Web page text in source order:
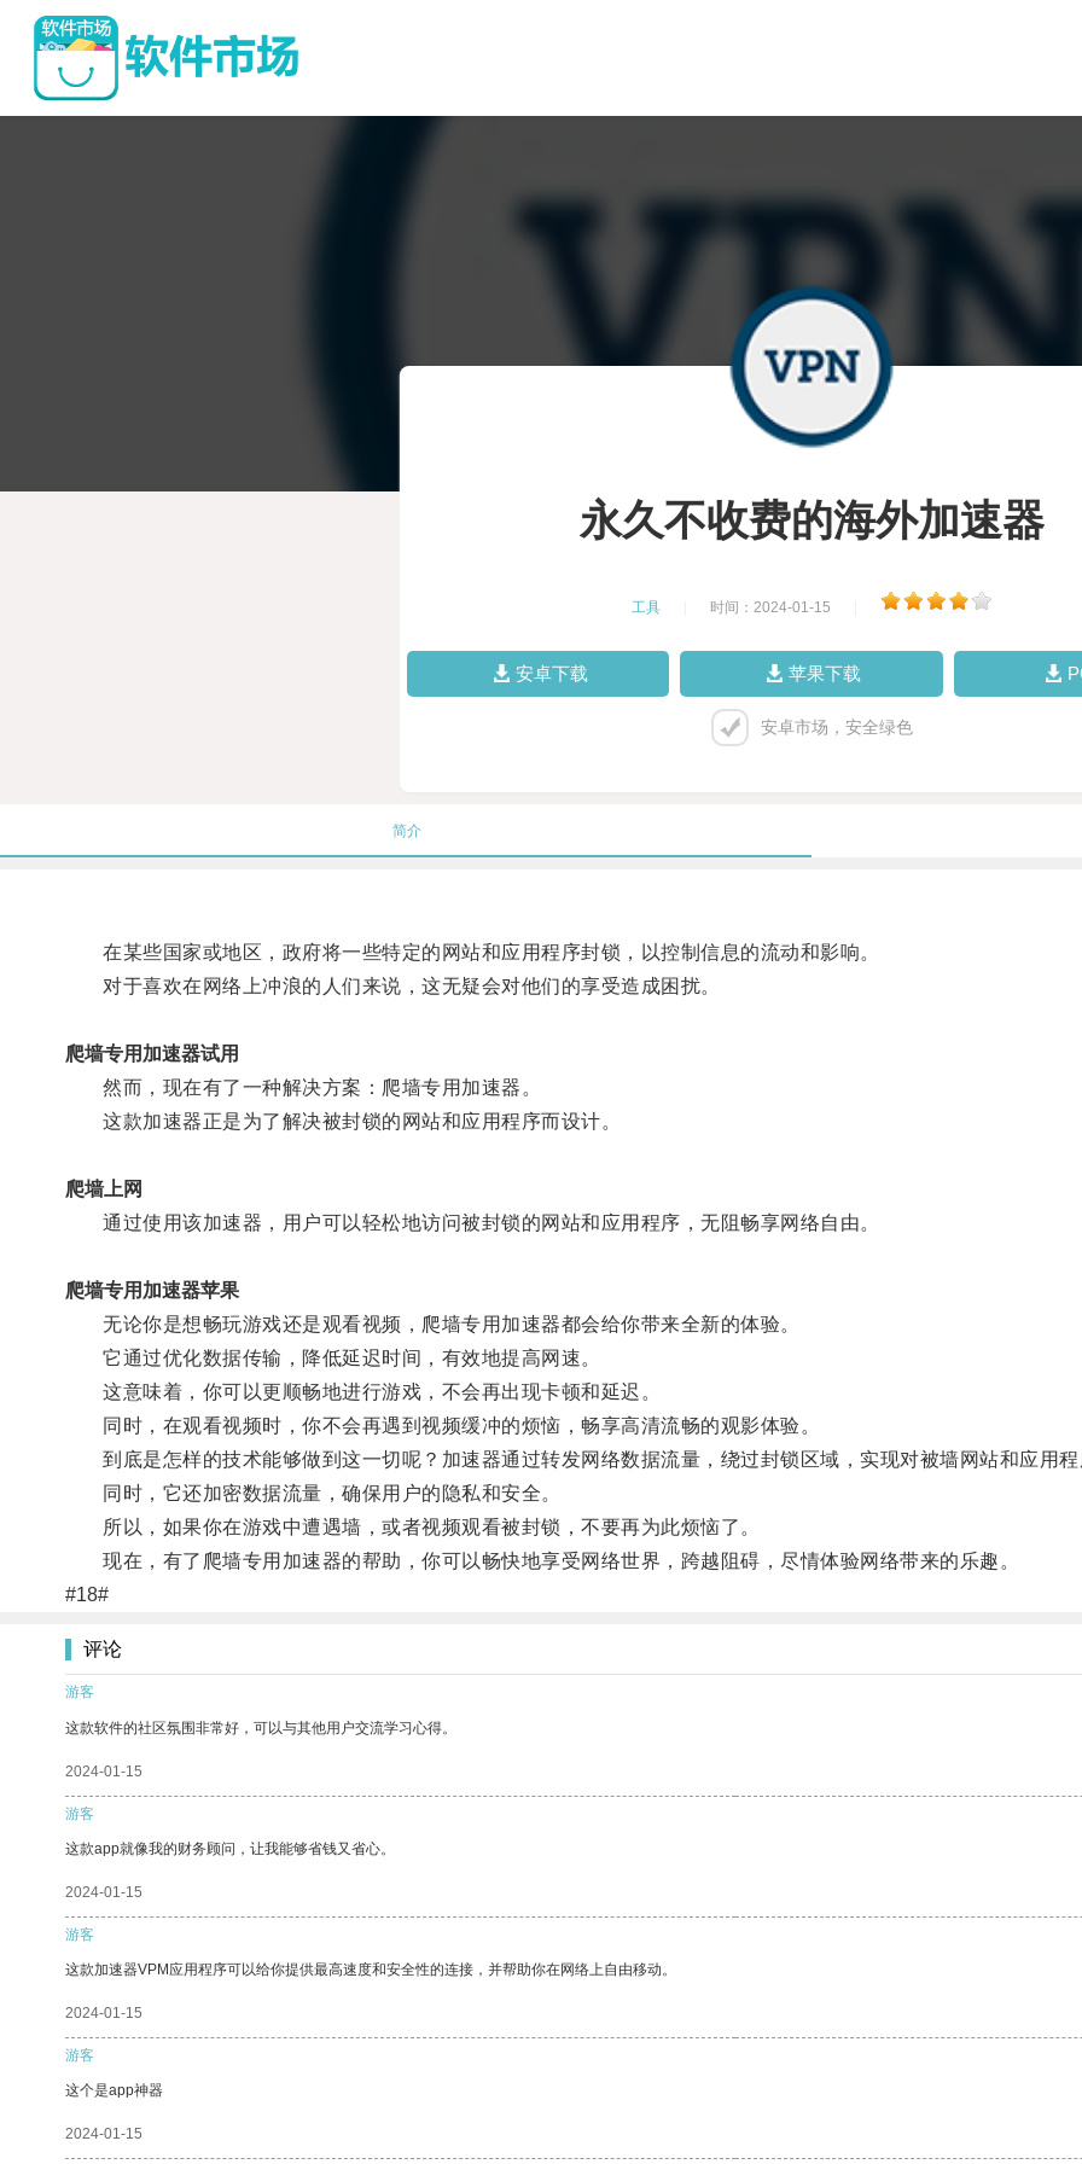
永久不收费的海外加速器
工具 时间：2024-01-15
安卓下载 苹果下载
安卓市场，安全绿色
简介
在某些国家或地区，政府将一些特定的网站和应用程序封锁，以控制信息的流动和影响。
对于喜欢在网络上冲浪的人们来说，这无疑会对他们的享受造成困扰。
爬墙专用加速器试用
然而，现在有了一种解决方案：爬墙专用加速器。
这款加速器正是为了解决被封锁的网站和应用程序而设计。
爬墙上网
通过使用该加速器，用户可以轻松地访问被封锁的网站和应用程序，无阻畅享网络自由。
爬墙专用加速器苹果
无论你是想畅玩游戏还是观看视频，爬墙专用加速器都会给你带来全新的体验。
它通过优化数据传输，降低延迟时间，有效地提高网速。
这意味着，你可以更顺畅地进行游戏，不会再出现卡顿和延迟。
同时，在观看视频时，你不会再遇到视频缓冲的烦恼，畅享高清流畅的观影体验。
到底是怎样的技术能够做到这一切呢？加速器通过转发网络数据流量，绕过封锁区域，实现对被墙网站和应用程
同时，它还加密数据流量，确保用户的隐私和安全。
所以，如果你在游戏中遭遇墙，或者视频观看被封锁，不要再为此烦恼了。
现在，有了爬墙专用加速器的帮助，你可以畅快地享受网络世界，跨越阻碍，尽情体验网络带来的乐趣。
#18#
评论
游客
这款软件的社区氛围非常好，可以与其他用户交流学习心得。
2024-01-15
游客
这款app就像我的财务顾问，让我能够省钱又省心。
2024-01-15
游客
这款加速器VPM应用程序可以给你提供最高速度和安全性的连接，并帮助你在网络上自由移动。
2024-01-15
游客
这个是app神器
2024-01-15